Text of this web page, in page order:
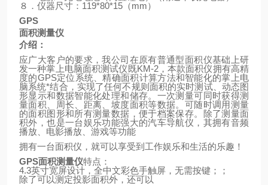
８．仪器尺寸： 119*80*15 （mm）
GPS
面积测量仪
介绍：
应广大客户的要求，我公司在原有普通型面积仪基础上研
发一种掌上电脑面积测试仪既KM-2，本款面积仪拥有高精
度的GPS定位系统、精确面积计算方法和智能化的掌上电
脑系统*结合，实现了任何不规则面积的实时测试、动态图
形显示和数据智能化处理和储存。一次测量可同时获得测
量面积、周长、距离、坡度面积等数据。可随时调用测量
的面积图形和所有测量数据，便于档案保存。除了测量面
积外，也是一台娱乐功能强大的汽车导航仪，其拥有音频
播放、电影播放、游戏等功能
拥有一台面积仪，就可以享受到工作娱乐和生活的乐趣！
GPS面积测量仪特点：
4.3英寸宽屏设计，全中文彩色手触屏，无需按键；；
除了可以测定投影面积外，还可以